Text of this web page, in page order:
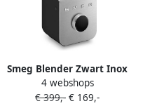
Smeg Blender Zwart Inox
BLC01BLMEU | Blenders |
8017709331191
4 webshops
€ 399,- € 169,-